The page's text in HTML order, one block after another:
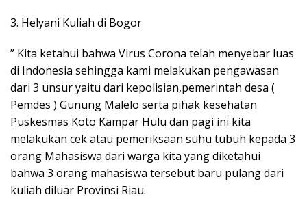
3. Helyani Kuliah di Bogor
” Kita ketahui bahwa Virus Corona telah menyebar luas
di Indonesia sehingga kami melakukan pengawasan
dari 3 unsur yaitu dari kepolisian,pemerintah desa (
Pemdes ) Gunung Malelo serta pihak kesehatan
Puskesmas Koto Kampar Hulu dan pagi ini kita
melakukan cek atau pemeriksaan suhu tubuh kepada 3
orang Mahasiswa dari warga kita yang diketahui
bahwa 3 orang mahasiswa tersebut baru pulang dari
kuliah diluar Provinsi Riau.